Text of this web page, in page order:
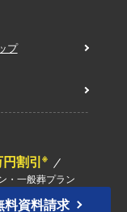
プ
割引※
・一般葬プラン
料資料請求